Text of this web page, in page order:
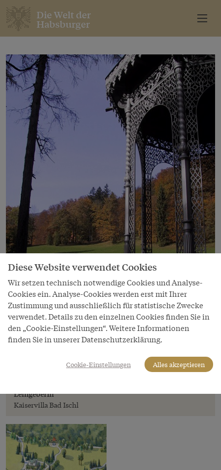
Die Welt der
Habsburger
Bild
Blick vom Verlobungspavillon in den Park.
Kaiservilla Bad Ischl/Valentin Habsburg-Lothringen
LeihgeberIn
Kaiservilla Bad Ischl
Diese Website verwendet Cookies
Wir setzen technisch notwendige Cookies und Analyse-
Cookies ein. Analyse-Cookies werden erst mit Ihrer
Zustimmung und ausschließlich für statistische Zwecke
verwendet. Details zu den einzelnen Cookies finden Sie in
den „Cookie-Einstellungen“. Weitere Informationen
finden Sie in unserer Datenschutzerklärung.
Cookie-Einstellungen Alles akzeptieren